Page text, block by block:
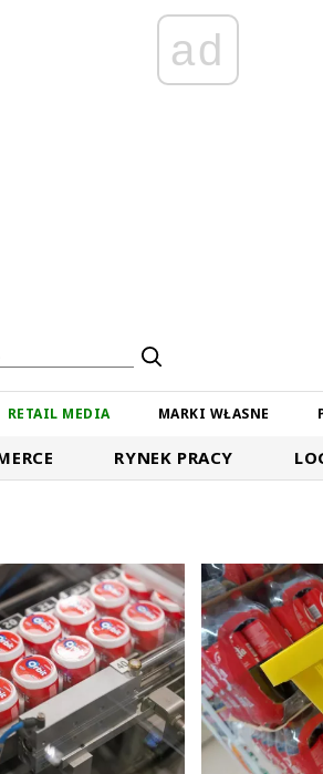
ad
RETAIL MEDIA MARKI WŁASNE
RYNEK PRACY